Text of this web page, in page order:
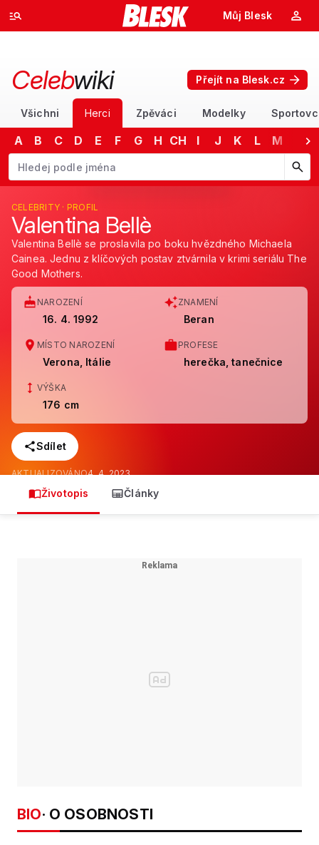
Můj Blesk
Celebwiki Přejít na Blesk.cz
Všichni Herci Zpěváci Modelky
A B C D E F G H CH I J K L M
Začněte psát jméno. Šipkami dolů a nahoru procházejte návrhy,
VB
Valentina Bellè
CELEBRITY · PROFIL
Valentina Bellè
Valentina Bellè se proslavila po boku hvězdného Michaela
Cainea. Jednu z klíčových postav ztvárnila v krimi seriálu The
Good Mothers.
NAROZENÍ
16. 4. 1992
ZNAMENÍ
Beran
MÍSTO NAROZENÍ
Verona, Itálie
PROFESE
herečka, tanečnice
VÝŠKA
176 cm
Sdílet
AKTUALIZOVÁNO4. 4. 2023
Životopis Články
BIO· O OSOBNOSTI